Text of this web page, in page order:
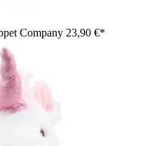
Company 23,90 €*